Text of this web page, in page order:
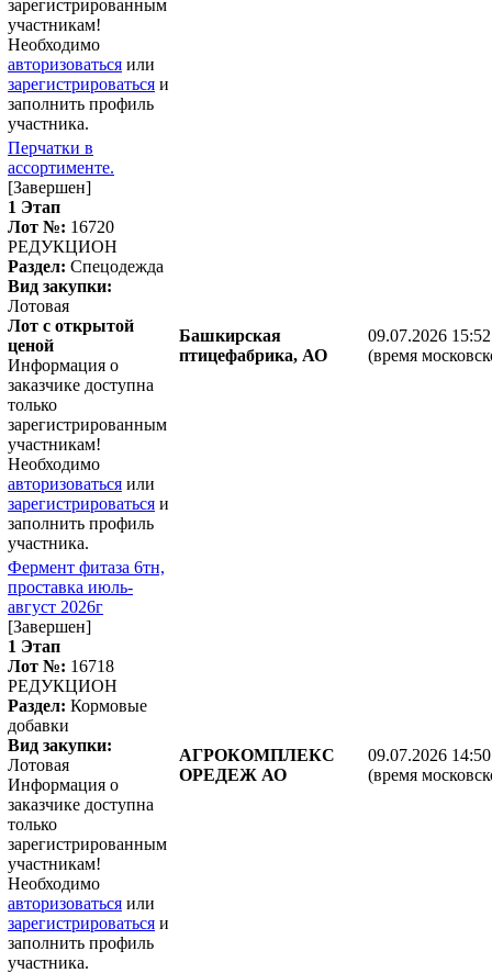
зарегистрированным
участникам!
Необходимо
авторизоваться или
зарегистрироваться и
заполнить профиль
участника.
Перчатки в
ассортименте.
[Завершен]
1 Этап
Лот №: 16720
РЕДУКЦИОН
Раздел: Спецодежда
Вид закупки:
Лотовая
Лот с открытой
ценой
Информация о
заказчике доступна
только
зарегистрированным
участникам!
Необходимо
авторизоваться или
зарегистрироваться и
заполнить профиль
участника.
Башкирская
птицефабрика, АО
09.07.2026
(время
Фермент фитаза 6тн,
проставка июль-
август 2026г
[Завершен]
1 Этап
Лот №: 16718
РЕДУКЦИОН
Раздел: Кормовые
добавки
Вид закупки:
Лотовая
Информация о
заказчике доступна
только
зарегистрированным
участникам!
Необходимо
авторизоваться или
зарегистрироваться и
заполнить профиль
участника.
АГРОКОМПЛЕКС
ОРЕДЕЖ АО
09.07.2026
(время